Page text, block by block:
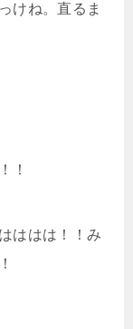
けね。直るま
！
ははは！！み